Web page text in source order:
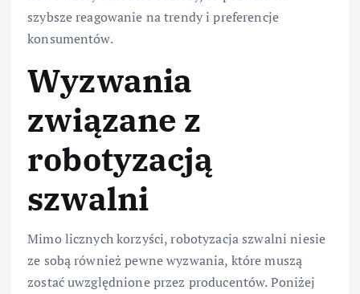
szybsze reagowanie na trendy i preferencje
konsumentów.
Wyzwania
związane z
robotyzacją
szwalni
Mimo licznych korzyści, robotyzacja szwalni niesie
ze sobą również pewne wyzwania, które muszą
zostać uwzględnione przez producentów. Poniżej